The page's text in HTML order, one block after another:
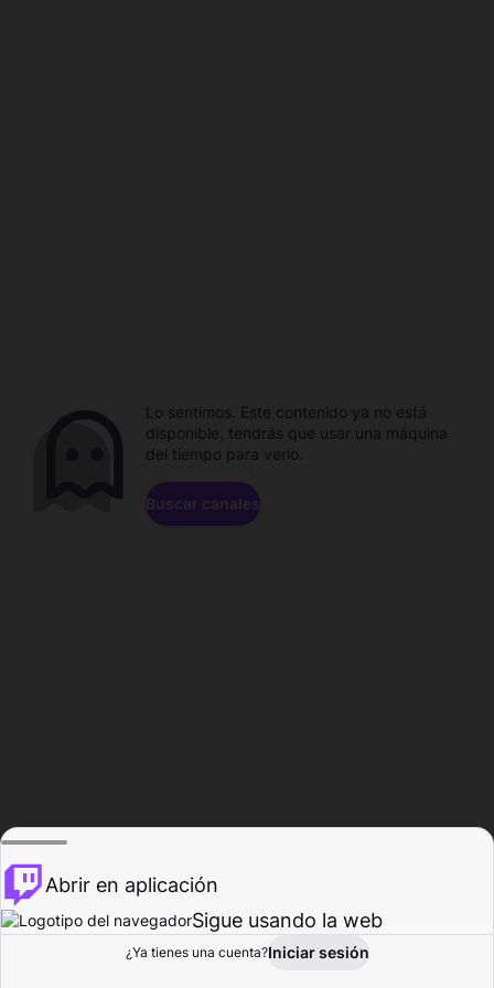
Explorar Actividad
Lo sentimos. Este contenido ya no está
disponible, tendrás que usar una máquina
del tiempo para verlo.
Buscar canales
Abrir en aplicación
Sigue usando la web
¿Ya tienes una cuenta?Iniciar sesión